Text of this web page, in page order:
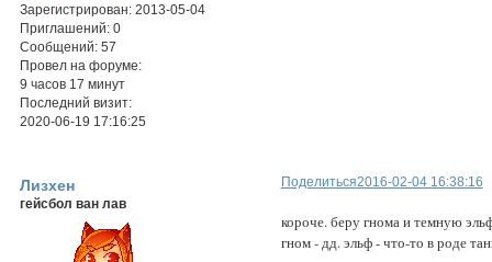
Зарегистрирован: 2013-05-04
Приглашений: 0
Сообщений: 57
Провел на форуме:
9 часов 17 минут
Последний визит:
2020-06-19 17:16:25
Поделиться2016-02-04 16:38:16
Лизхен
гейсбол ван лав
короче. беру гнома и темную
гном - дд. эльф - что-то в роде